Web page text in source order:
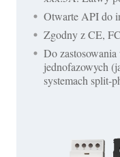
Otwarte API do
Zgodny z CE,
Do
jednofazowych
systemach split-